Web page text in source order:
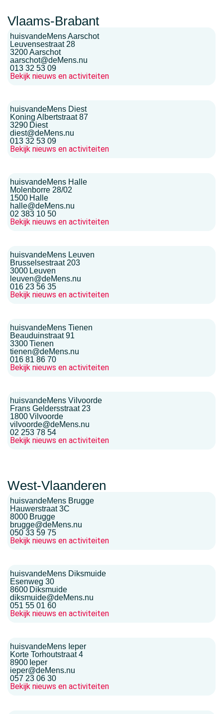
Vlaams-Brabant
huisvandeMens Aarschot
Leuvensestraat 28
3200Aarschot
aarschot@deMens.nu
013 32 53 09
Bekijk nieuws en activiteiten
huisvandeMens Diest
Koning Albertstraat 87
3290 Diest
diest@deMens.nu
013 32 53 09
Bekijk nieuws en activiteiten
huisvandeMens Halle
Molenborre 28/02
1500 Halle
halle@deMens.nu
02 383 10 50
Bekijk nieuws en activiteiten
huisvandeMens Leuven
Brusselsestraat 203
3000 Leuven
leuven@deMens.nu
016 23 56 35
Bekijk nieuws en activiteiten
huisvandeMens Tienen
Beauduinstraat 91
3300Tienen
tienen@deMens.nu
016 81 86 70
Bekijk nieuws en activiteiten
huisvandeMens Vilvoorde
Frans Geldersstraat 23
1800Vilvoorde
vilvoorde@deMens.nu
02 253 78 54
Bekijk nieuws en activiteiten
West-Vlaanderen
huisvandeMens Brugge
Hauwerstraat 3C
8000 Brugge
brugge@deMens.nu
050 33 59 75
Bekijk nieuws en activiteiten
huisvandeMens Diksmuide
Esenweg 30
8600 Diksmuide
diksmuide@deMens.nu
051 55 01 60
Bekijk nieuws en activiteiten
huisvandeMens Ieper
Korte Torhoutstraat 4
8900 Ieper
ieper@deMens.nu
057 23 06 30
Bekijk nieuws en activiteiten